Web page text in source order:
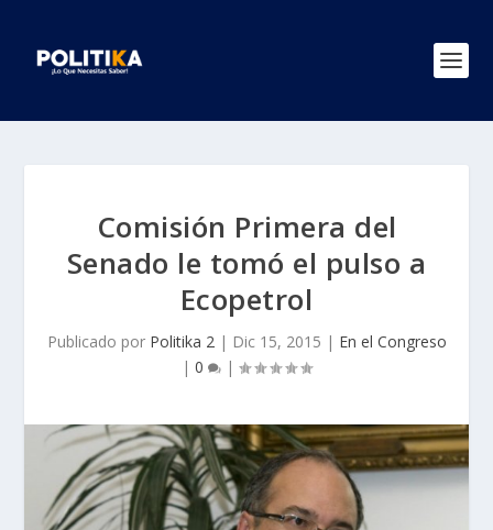
Comisión Primera del
Senado le tomó el pulso a
Ecopetrol
Publicado por Politika 2| Dic 15, 2015 | En el Congreso
| 0 |